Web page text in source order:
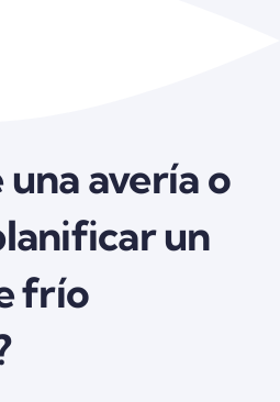
una avería o
un
frío